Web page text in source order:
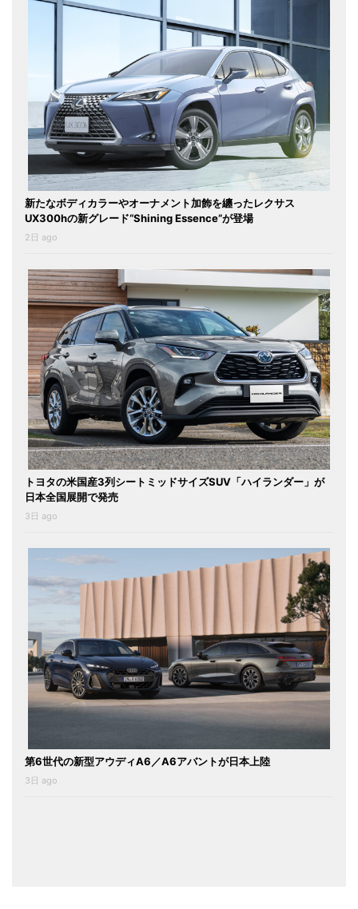
新たなボディカラーやオーナメント加飾を纏ったレクサス
UX300hの新グレード“Shining Essence”が登場
2日 ago
トヨタの米国産3列シートミッドサイズSUV「ハイランダー」が
日本全国展開で発売
3日 ago
第6世代の新型アウディA6／A6アバントが日本上陸
3日 ago